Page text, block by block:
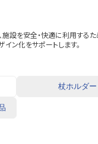
設を安全・快適に利用する
ン化をサポートします。
杖ホルダー